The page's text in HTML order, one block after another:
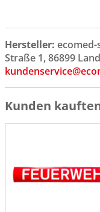
Hersteller: ecomed-
Straße 1, 86899
Kunden